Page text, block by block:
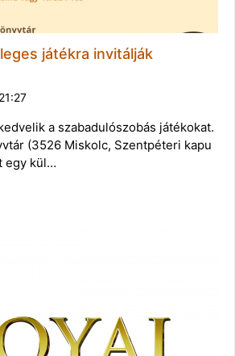
játékra invitálják
a szabadulószobás játékokat.
(3526 Miskolc, Szentpéteri kapu
egy kül…